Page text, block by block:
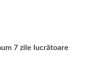
7 zile lucrătoare